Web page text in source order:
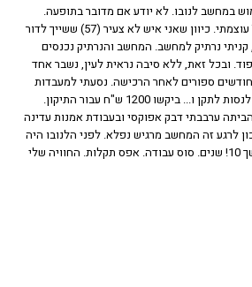
במחשב לנובו. לא יודע אם מדובר בתופעה.
קניתי ThinkBook עוצמתי. כיוון שאני איש לא צעיר (57) ששייך לדור
נרתיק למחשב. המחשב והנרתיק נכנסים
ובכל זאת, ללא סיבה נראית לעין, נשבר אחד
ספורים לאחר הרכישה. נסעתי למעבדות
IBM בפתח-תקווה לנסות לתקן ו... ביקשו 1200 ש"ח עבור התיקון.
ערבבתי דבק אפוקסי ובעבודת אמנות עדינה
לרגע זה המחשב מרגיש נפלא. לפני הלנובו היה
לי מחשב Dell במשך 10! שנים. סוס עבודה. אפס תקלות. החוויה שלי